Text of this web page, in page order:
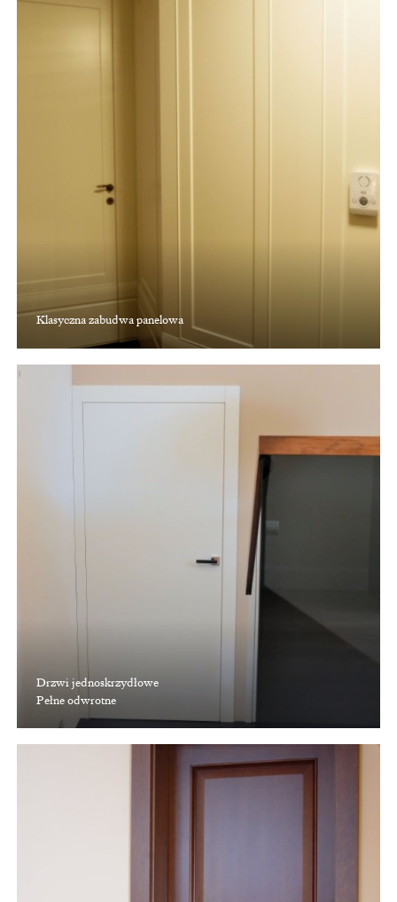
Klasyczna zabudwa panelowa
Drzwi jednoskrzydłowe
Pełne odwrotne